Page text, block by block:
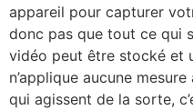
appareil pour capturer
donc pas que tout ce qui
vidéo peut être stocké et
n’applique aucune
qui agissent de la sorte,